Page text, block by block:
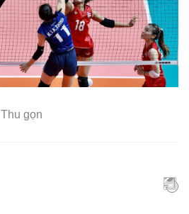
Thu gọn